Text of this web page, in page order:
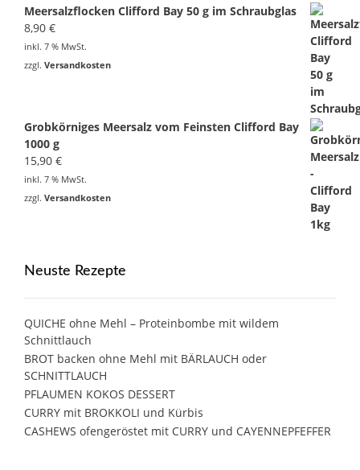
Meersalzflocken Clifford Bay 50 g im Schraubglas
8,90 €
inkl. 7 % MwSt.
zzgl. Versandkosten
Grobkörniges Meersalz vom Feinsten Clifford Bay
1000 g
15,90 €
inkl. 7 % MwSt.
zzgl. Versandkosten
Neuste Rezepte
QUICHE ohne Mehl – Proteinbombe mit wildem
Schnittlauch
BROT backen ohne Mehl mit BÄRLAUCH oder
SCHNITTLAUCH
PFLAUMEN KOKOS DESSERT
CURRY mit BROKKOLI und Kürbis
CASHEWS ofengeröstet mit CURRY und CAYENNEPFEFFER